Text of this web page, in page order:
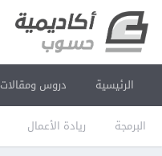
الرئيسية دروس ومقالات
البرمجة ريادة الأعمال